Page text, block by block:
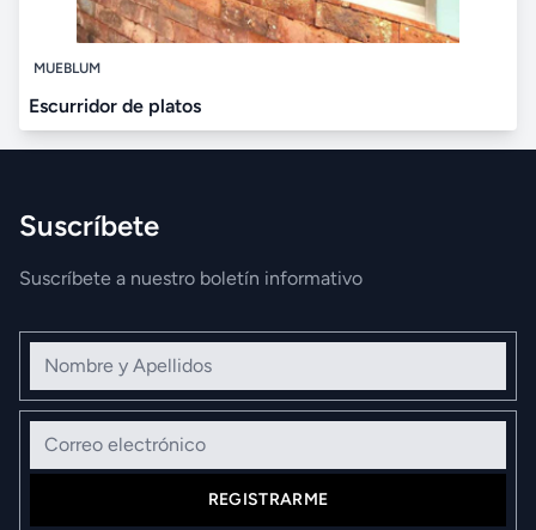
MUEBLUM
Escurridor de platos
Suscríbete
Suscríbete a nuestro boletín informativo
Nombre y Apellidos
Correo electrónico
REGISTRARME